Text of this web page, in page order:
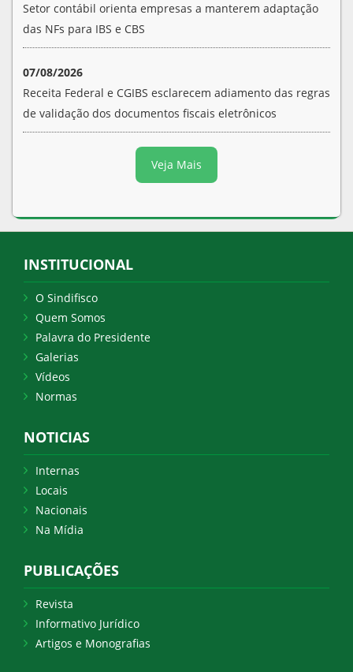
Setor contábil orienta empresas a manterem adaptação
das NFs para IBS e CBS
07/08/2026
Receita Federal e CGIBS esclarecem adiamento das regras
de validação dos documentos fiscais eletrônicos
Veja Mais
INSTITUCIONAL
O Sindifisco
Quem Somos
Palavra do Presidente
Galerias
Vídeos
Normas
NOTICIAS
Internas
Locais
Nacionais
Na Mídia
PUBLICAÇÕES
Revista
Informativo Jurídico
Artigos e Monografias